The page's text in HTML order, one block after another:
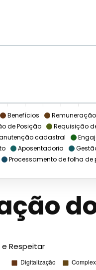
Benefícios Remuneração
de Posição Requisição
cadastral
Aposentadoria
Processamento de folha
e Respeitar